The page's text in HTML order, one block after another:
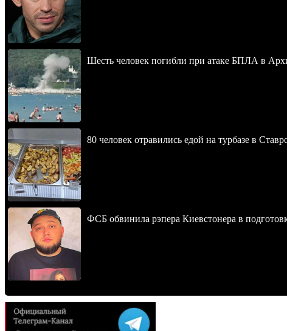
Шесть человек погибли при атаке БПЛА в
80 человек отравились едой на турбазе в
ФСБ обвинила рэпера Киевстонера в